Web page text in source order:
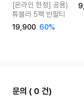
[온라인 한정] 공용)
튜블러 5팩 반팔티
19,900 60%
문의 ( 0 건)